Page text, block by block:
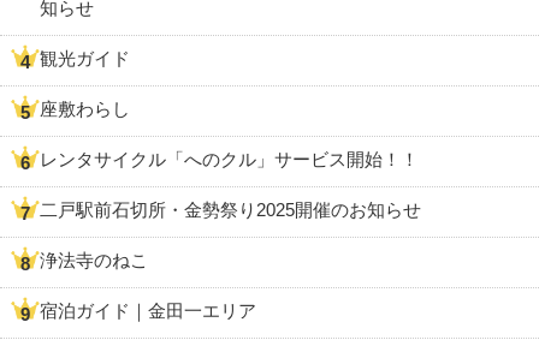
知らせ
観光ガイド
座敷わらし
レンタサイクル「へのクル」サービス開始！！
二戸駅前石切所・金勢祭り2025開催のお知らせ
浄法寺のねこ
宿泊ガイド｜金田一エリア